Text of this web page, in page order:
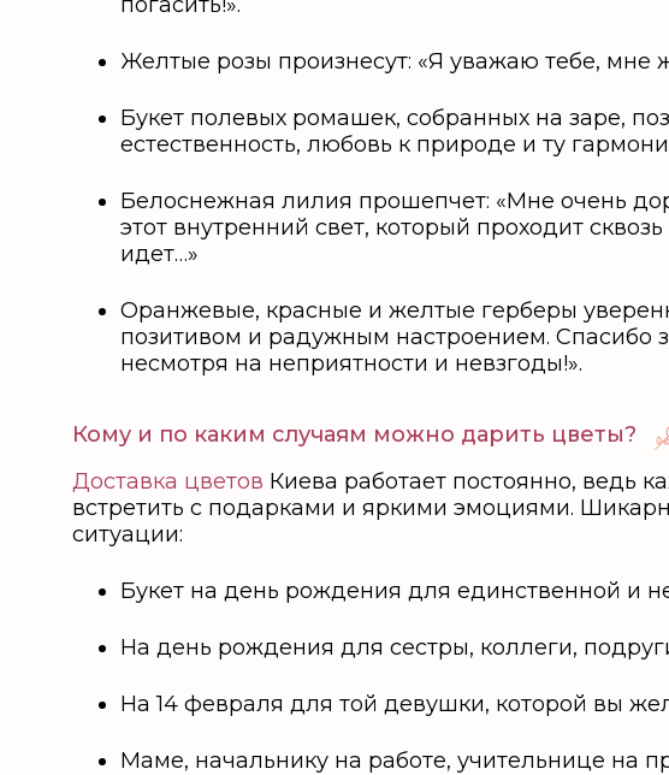
Желтые розы произнесут: «Я уважаю тебе, мне
Букет полевых ромашек, собранных на заре,
естественность, любовь к природе и ту
Белоснежная лилия прошепчет: «Мне очень
этот внутренний свет, который проходит
идет…»
Оранжевые, красные и желтые герберы
позитивом и радужным настроением. Спасибо
несмотря на неприятности и невзгоды!».
Кому и по каким случаям можно дарить цветы?
Доставка цветов Киева работает постоянно, ведь
встретить с подарками и яркими эмоциями.
ситуации:
Букет на день рождения для единственной и
На день рождения для сестры, коллеги,
На 14 февраля для той девушки, которой вы
Маме, начальнику на работе, учительнице на